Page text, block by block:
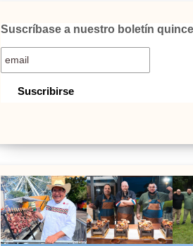
Suscríbase a nuestro boletín